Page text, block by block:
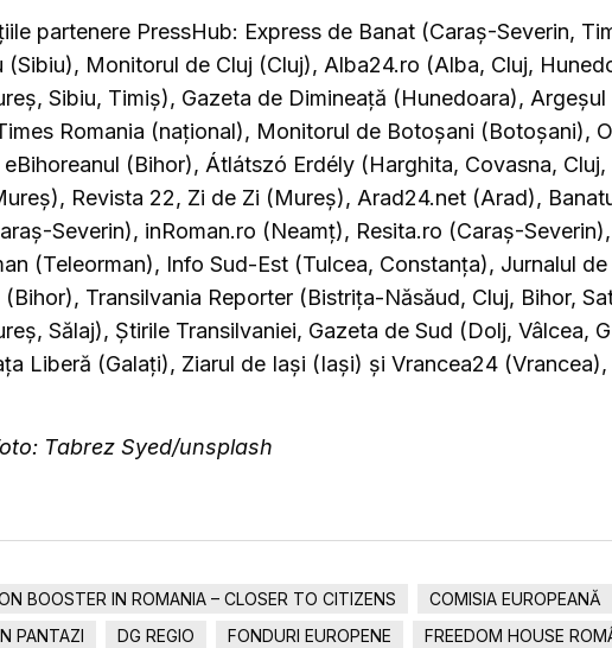
partenere PressHub: Express de Banat (Caraș-Severin,
(Sibiu), Monitorul de Cluj (Cluj), Alba24.ro (Alba, Cluj,
Sibiu, Timiș), Gazeta de Dimineață (Hunedoara),
Romania (național), Monitorul de Botoșani (Botoșani),
(Bihor), Átlátszó Erdély (Harghita, Covasna, Cluj,
Revista 22, Zi de Zi (Mureș), Arad24.net (Arad),
Severin), inRoman.ro (Neamț), Resita.ro (Caraș-
(Teleorman), Info Sud-Est (Tulcea, Constanța), Jurnalul
(Bihor), Transilvania Reporter (Bistrița-Năsăud, Cluj, Bihor,
Sălaj), Știrile Transilvaniei, Gazeta de Sud (Dolj, Vâlcea,
Liberă (Galați), Ziarul de Iași (Iași) și Vrancea24
Tabrez Syed/unsplash
BOOSTER IN ROMANIA – CLOSER TO CITIZENS
COMISIA EUROPEANĂ
PANTAZI
DG REGIO FONDURI EUROPENE
FREEDOM HOUSE